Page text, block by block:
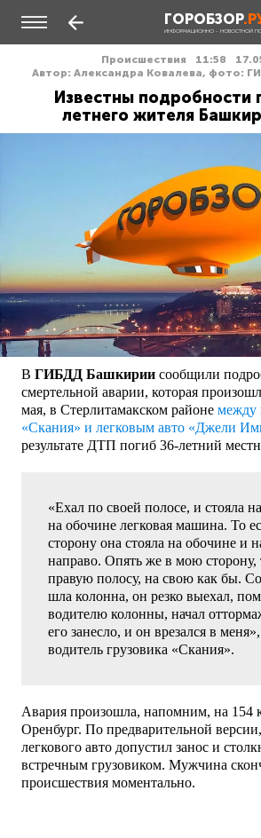
ГОРОБЗОР
ИНФОРМАЦИОННО - НОВОСТНОЙ
Происшествия 11:58
Автор: Александра Ковалева, фото:
Известны подробности
летнего жителя
В ГИБДД Башкирии сообщили
смертельной аварии, которая
мая, в Стерлитамакском районе между
«Скания» и легковым авто «Джели
результате ДТП погиб 36-летний
«Ехал по своей полосе, и стояла
на обочине легковая машина. То
сторону она стояла на обочине и
направо. Опять же в мою сторону,
правую полосу, на свою как бы.
шла колонна, он резко выехал,
водителю колонны, начал
его занесло, и он врезался в
водитель грузовика «Скания».
Авария произошла, напомним, на 154
Оренбург. По предварительной
легкового авто допустил занос и
встречным грузовиком. Мужчина
происшествия моментально.